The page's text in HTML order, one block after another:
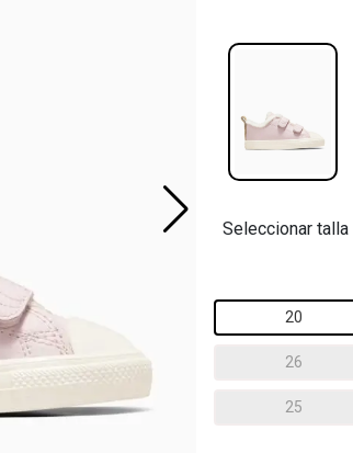
Seleccionar talla
20
26
25